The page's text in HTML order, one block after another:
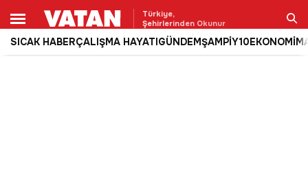
Türkiye,
Şehirlerinden Okunur
SICAK HABERÇALIŞMA HAYATIGÜNDEMŞAMPİY10EKONOMİ
Ara